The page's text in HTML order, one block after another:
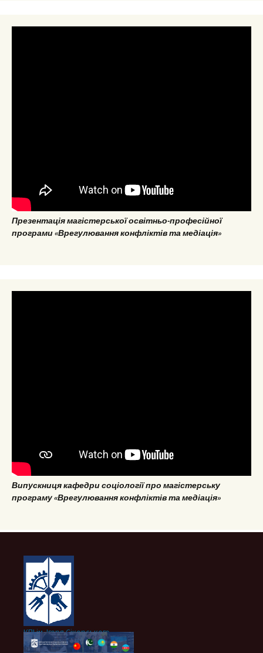
Презентація магістерської освітньо-професійної
програми «Врегулювання конфліктів та медіація»
Випускниця кафедри соціології про магістерську
програму «Врегулювання конфліктів та медіація»
КПІ ім. Ігоря Сікорського